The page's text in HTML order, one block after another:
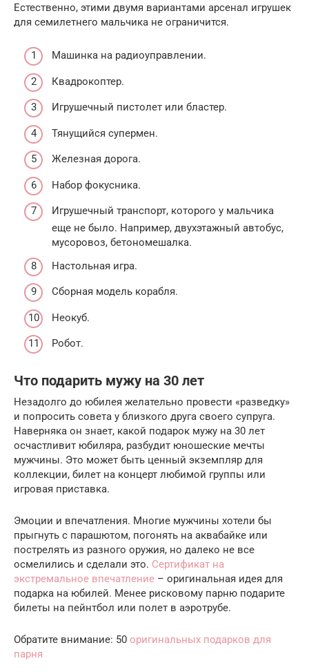
Естественно, этими двумя вариантами арсенал игрушек
для семилетнего мальчика не ограничится.
Машинка на радиоуправлении.
Квадрокоптер.
Игрушечный пистолет или бластер.
Тянущийся супермен.
Железная дорога.
Набор фокусника.
Игрушечный транспорт, которого у мальчика
еще не было. Например, двухэтажный автобус,
мусоровоз, бетономешалка.
Настольная игра.
Сборная модель корабля.
Неокуб.
Робот.
Что подарить мужу на 30 лет
Незадолго до юбилея желательно провести «разведку»
и попросить совета у близкого друга своего супруга.
Наверняка он знает, какой подарок мужу на 30 лет
осчастливит юбиляра, разбудит юношеские мечты
мужчины. Это может быть ценный экземпляр для
коллекции, билет на концерт любимой группы или
игровая приставка.
Эмоции и впечатления. Многие мужчины хотели бы
прыгнуть с парашютом, погонять на аквабайке или
пострелять из разного оружия, но далеко не все
осмелились и сделали это. Сертификат на
экстремальное впечатление – оригинальная идея для
подарка на юбилей. Менее рисковому парню подарите
билеты на пейнтбол или полет в аэротрубе.
Обратите внимание: 50 оригинальных подарков для
парня